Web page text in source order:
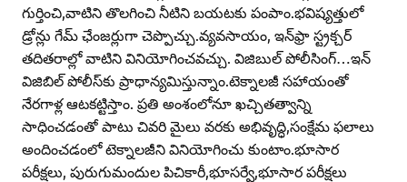
గుర్తించి,వాటిని తొలగించి నీటిని బయటకు పంపాం.భవిష్యత్తులో
డ్రోన్లు గేమ్‌ ఛేంజర్లుగా చెప్పొచ్చు.వ్యవసాయం, ఇన్‌ఫ్రా స్ట్రక్చర్‌
తదితరాల్లో వాటిని వినియోగించవచ్చు. విజిబుల్‌ పోలీసింగ్‌…ఇన్‌
విజిబిల్‌ పోలీస్‌కు ప్రాధాన్యమిస్తున్నాం.టెక్నాలజీ సహాయంతో
నేరగాళ్ల ఆటకట్టిస్తాం. ప్రతి అంశంలోనూ ఖచ్చితత్వాన్ని
సాధించడంతో పాటు చివరి మైలు వరకు అభివృద్ధి,సంక్షేమ ఫలాలు
అందించడంలో టెక్నాలజీని వినియోగించు కుంటాం.భూసార
పరీక్షలు, పురుగుమందుల పిచికారీ,భూసర్వే,భూసార పరీక్షలు